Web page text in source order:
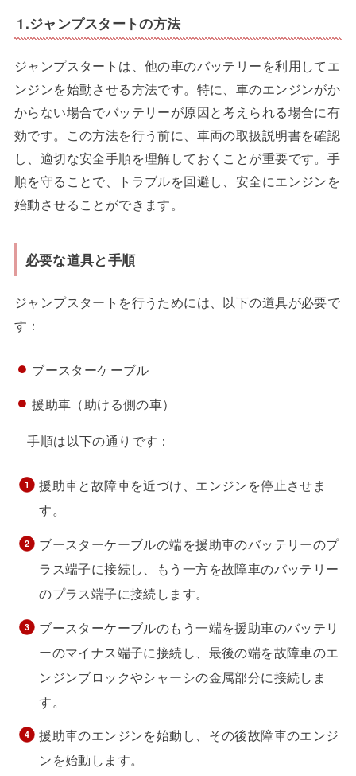
1.ジャンプスタートの方法
ジャンプスタートは、他の車のバッテリーを利用してエ
ンジンを始動させる方法です。特に、車のエンジンがか
からない場合でバッテリーが原因と考えられる場合に有
効です。この方法を行う前に、車両の取扱説明書を確認
し、適切な安全手順を理解しておくことが重要です。手
順を守ることで、トラブルを回避し、安全にエンジンを
始動させることができます。
必要な道具と手順
ジャンプスタートを行うためには、以下の道具が必要で
す：
ブースターケーブル
援助車（助ける側の車）
手順は以下の通りです：
援助車と故障車を近づけ、エンジンを停止させま
す。
ブースターケーブルの端を援助車のバッテリーのプ
ラス端子に接続し、もう一方を故障車のバッテリー
のプラス端子に接続します。
ブースターケーブルのもう一端を援助車のバッテリ
ーのマイナス端子に接続し、最後の端を故障車のエ
ンジンブロックやシャーシの金属部分に接続しま
す。
援助車のエンジンを始動し、その後故障車のエンジ
ンを始動します。